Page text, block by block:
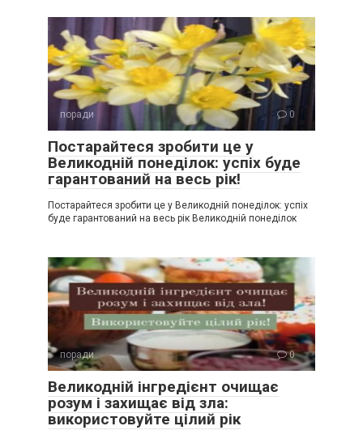
поради 0
Постарайтеся зробити це у
Великодній понеділок: успіх буде
гарантований на весь рік!
Постарайтеся зробити це у Великодній понеділок: успіх
буде гарантований на весь рік Великодній понеділок
поради 0
Великодній інгредієнт очищає
розум і захищає від зла:
використовуйте цілий рік